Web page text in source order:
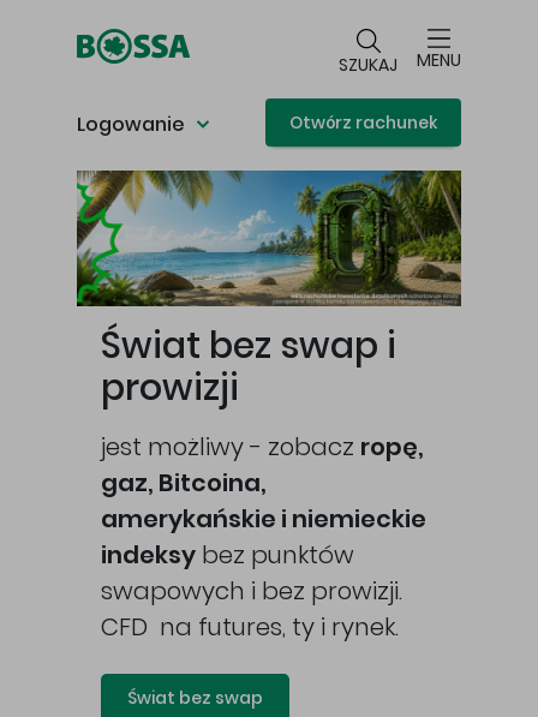
SZUKAJ MENU
Logowanie Otwórz rachunek
Główna treść
Świat bez swap i
prowizji
jest możliwy - zobacz ropę,
gaz, Bitcoina,
amerykańskie i niemieckie
indeksy bez punktów
swapowych i bez prowizji.
CFD na futures, ty i rynek.
Świat bez swap